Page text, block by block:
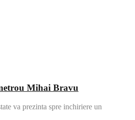
Mihai Bravu
va prezinta spre inchiriere un